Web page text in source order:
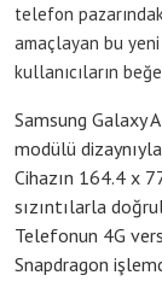
telefon
amaçlayan bu
kullanıcıların
Samsung Galaxy
modülü
Cihazın 164.4 x
sızıntılarla
Telefonun 4G
Snapdragon